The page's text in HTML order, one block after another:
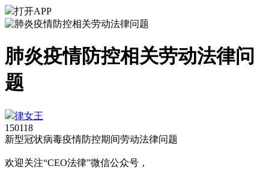
打开APP
肺炎疫情防控相关劳动法律问
题
律女王
150118
新型冠状病毒疫情防控期间劳动法律问题
欢迎关注“CEO法律”微信公众号，